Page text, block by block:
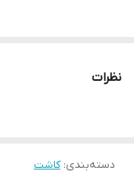
نظرات
دسته‌بندی:کاشت